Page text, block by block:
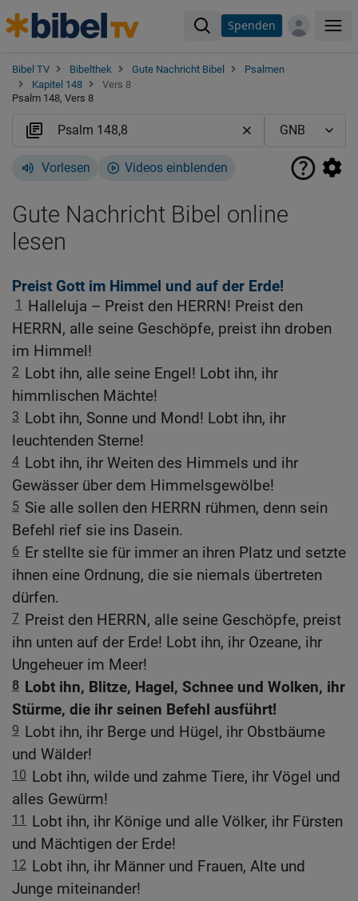
Spenden
Bibel TV Bibelthek Gute Nachricht Bibel
Psalmen
Kapitel 148
Vers 8
Psalm 148, Vers 8
Vorlesen Videos einblenden
Gute Nachricht Bibel online
lesen
Preist Gott im Himmel und auf der Erde!
1
Halleluja – Preist den HERRN! Preist den
HERRN, alle seine Geschöpfe, preist ihn droben
im Himmel!
2 Lobt ihn, alle seine Engel! Lobt ihn, ihr
himmlischen Mächte!
3 Lobt ihn, Sonne und Mond! Lobt ihn, ihr
leuchtenden Sterne!
4 Lobt ihn, ihr Weiten des Himmels und ihr
Gewässer über dem Himmelsgewölbe!
5 Sie alle sollen den HERRN rühmen, denn sein
Befehl rief sie ins Dasein.
6 Er stellte sie für immer an ihren Platz und setzte
ihnen eine Ordnung, die sie niemals übertreten
dürfen.
7 Preist den HERRN, alle seine Geschöpfe, preist
ihn unten auf der Erde! Lobt ihn, ihr Ozeane, ihr
Ungeheuer im Meer!
8 Lobt ihn, Blitze, Hagel, Schnee und Wolken, ihr
Stürme, die ihr seinen Befehl ausführt!
9 Lobt ihn, ihr Berge und Hügel, ihr Obstbäume
und Wälder!
10 Lobt ihn, wilde und zahme Tiere, ihr Vögel und
alles Gewürm!
11
Lobt ihn, ihr Könige und alle Völker, ihr Fürsten
und Mächtigen der Erde!
12 Lobt ihn, ihr Männer und Frauen, Alte und
Junge miteinander!